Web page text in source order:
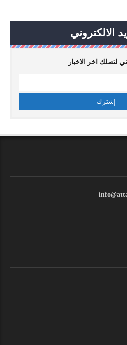
الالكتروني
لتصلك اخر الاخبار